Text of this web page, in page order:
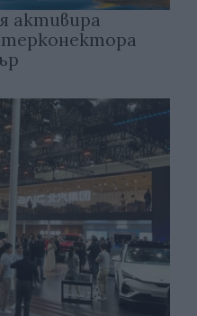
активира